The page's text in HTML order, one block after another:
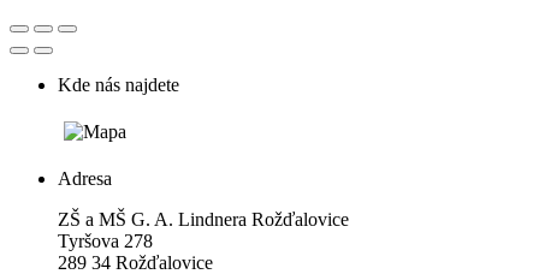
Kde nás najdete
Adresa
ZŠ a MŠ G. A. Lindnera Rožďalovice
Tyršova 278
289 34 Rožďalovice